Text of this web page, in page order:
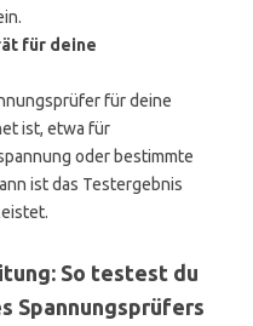
für deine
für deine
ist, etwa für
oder bestimmte
ist das Testergebnis
So testest du
Spannungsprüfers